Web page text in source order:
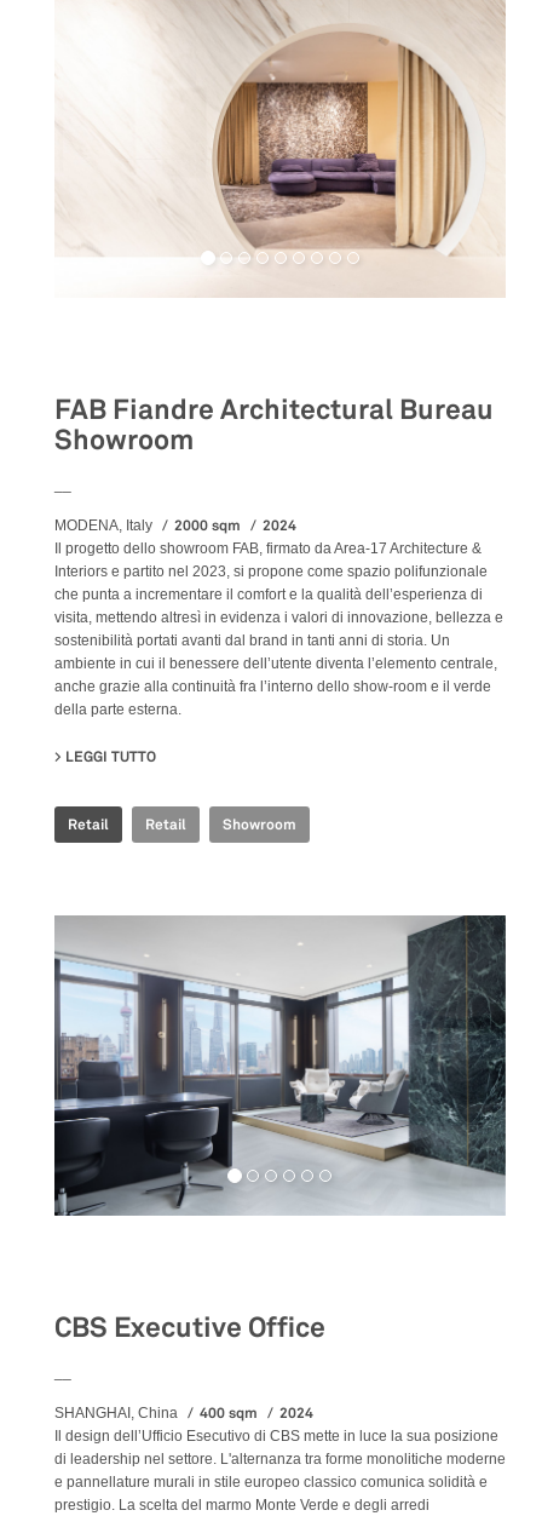
FAB Fiandre Architectural Bureau
Showroom
MODENA, Italy 2000 sqm 2024
Il progetto dello showroom FAB, firmato da Area-17 Architecture &
Interiors e partito nel 2023, si propone come spazio polifunzionale
che punta a incrementare il comfort e la qualità dell’esperienza di
visita, mettendo altresì in evidenza i valori di innovazione, bellezza e
sostenibilità portati avanti dal brand in tanti anni di storia. Un
ambiente in cui il benessere dell’utente diventa l’elemento centrale,
anche grazie alla continuità fra l’interno dello show-room e il verde
della parte esterna.
LEGGI TUTTO
Retail Retail Showroom
CBS Executive Office
SHANGHAI, China 400 sqm 2024
Il design dell’Ufficio Esecutivo di CBS mette in luce la sua posizione
di leadership nel settore. L'alternanza tra forme monolitiche moderne
e pannellature murali in stile europeo classico comunica solidità e
prestigio. La scelta del marmo Monte Verde e degli arredi